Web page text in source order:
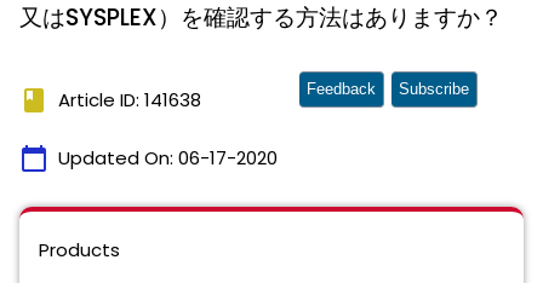
⼜はSYSPLEX）を確認する⽅法はありますか？
book Article ID: 141638
calendar_today Updated On: 06-17-2020
Feedback Subscribe
Products